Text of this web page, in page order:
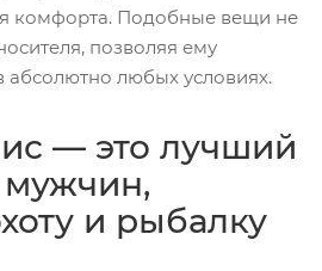
комфорта. Подобные вещи не
позволяя ему
абсолютно любых условиях.
— это лучший
и рыбалку